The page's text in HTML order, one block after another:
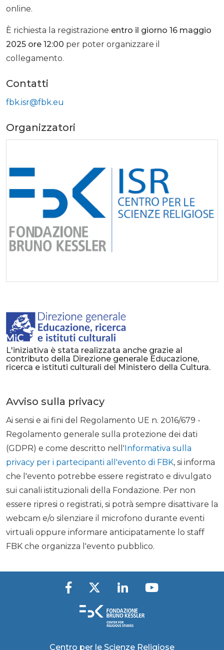
online.
È richiesta la registrazione entro il giorno 16 maggio
2025 ore 12:00 per poter organizzare il
collegamento.
Contatti
fbk.isr@fbk.eu
Organizzatori
L'iniziativa è stata realizzata anche grazie al
contributo della Direzione generale Educazione,
ricerca e istituti culturali del Ministero della Cultura.
Avviso sulla privacy
Ai sensi e ai fini del Regolamento UE n. 2016/679 -
Regolamento generale sulla protezione dei dati
(GDPR) e come descritto nell'Informativa sulla
privacy per i partecipanti all'evento di FBK, si informa
che l'evento potrebbe essere registrato e divulgato
sui canali istituzionali della Fondazione. Per non
essere ripresi o registrati, si potrà sempre disattivare la
webcam e/o silenziare il microfono durante eventi
virtuali oppure informare anticipatamente lo staff
FBK che organizza l'evento pubblico.
Centro per le Scienze Religiose